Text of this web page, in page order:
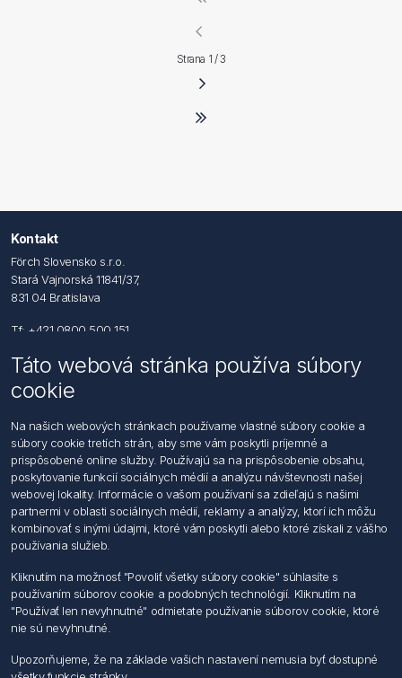
Strana 1 / 3
Kontakt
Förch Slovensko s.r.o.
Stará Vajnorská 11841/37,
831 04 Bratislava
Tf: +421 0800 500 151
Email: office@foerch.sk
Kontaktujte nás
Informácie
Imprint
Vyhlásenie k ochrane údajov
Všeobecné dodacie a obchodné podmienky
Obchodný zástupca
Môj účet
Môj účet
Objednávky
Adresy
Táto webová stránka používa súbory
cookie
Na našich webových stránkach používame vlastné súbory cookie a
súbory cookie tretích strán, aby sme vám poskytli príjemné a
prispôsobené online služby. Používajú sa na prispôsobenie obsahu,
poskytovanie funkcií sociálnych médií a analýzu návštevnosti našej
webovej lokality. Informácie o vašom používaní sa zdieľajú s našimi
partnermi v oblasti sociálnych médií, reklamy a analýzy, ktorí ich môžu
kombinovať s inými údajmi, ktoré vám poskytli alebo ktoré získali z vášho
používania služieb.
Kliknutím na možnosť "Povoliť všetky súbory cookie" súhlasíte s
používaním súborov cookie a podobných technológií. Kliknutím na
"Používať len nevyhnutné" odmietate používanie súborov cookie, ktoré
nie sú nevyhnutné.
Upozorňujeme, že na základe vašich nastavení nemusia byť dostupné